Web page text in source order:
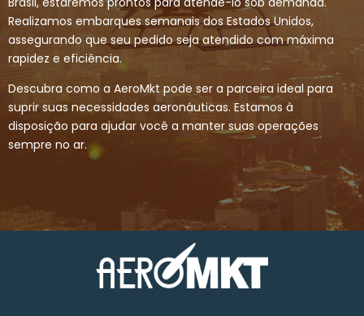
Realizamos embarques semanais dos Estados Unidos,
assegurando que seu pedido seja atendido com máxima
rapidez e eficiência.
Descubra como a AeroMkt pode ser a parceira ideal para
suprir suas necessidades aeronáuticas. Estamos à
disposição para ajudar você a manter suas operações
sempre no ar.